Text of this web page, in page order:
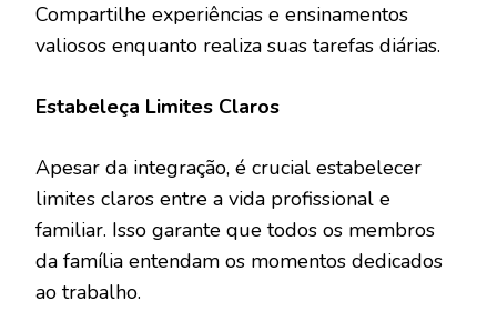
Compartilhe experiências e ensinamentos
valiosos enquanto realiza suas tarefas diárias.
Estabeleça Limites Claros
Apesar da integração, é crucial estabelecer
limites claros entre a vida profissional e
familiar. Isso garante que todos os membros
da família entendam os momentos dedicados
ao trabalho.